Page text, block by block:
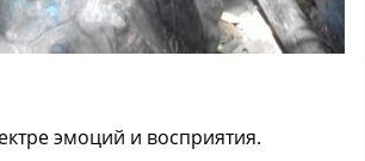
эмоций и восприятия.